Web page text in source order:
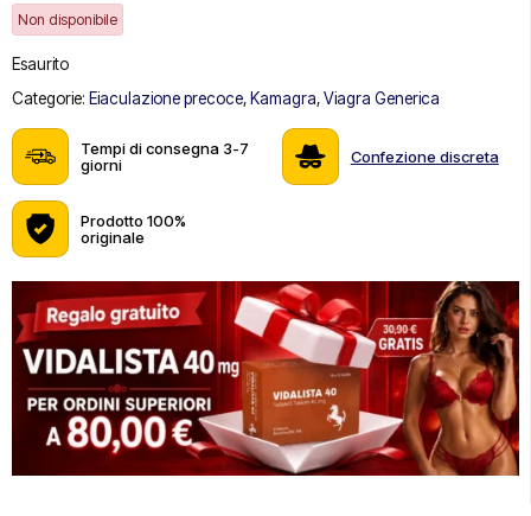
Non disponibile
Esaurito
Categorie: Eiaculazione precoce, Kamagra,Viagra Generica
Tempi di consegna 3-7
giorni
Confezione discreta
Prodotto 100%
originale